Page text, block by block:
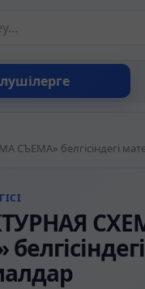
іздеу
СЪЕМА» белгісіндегі